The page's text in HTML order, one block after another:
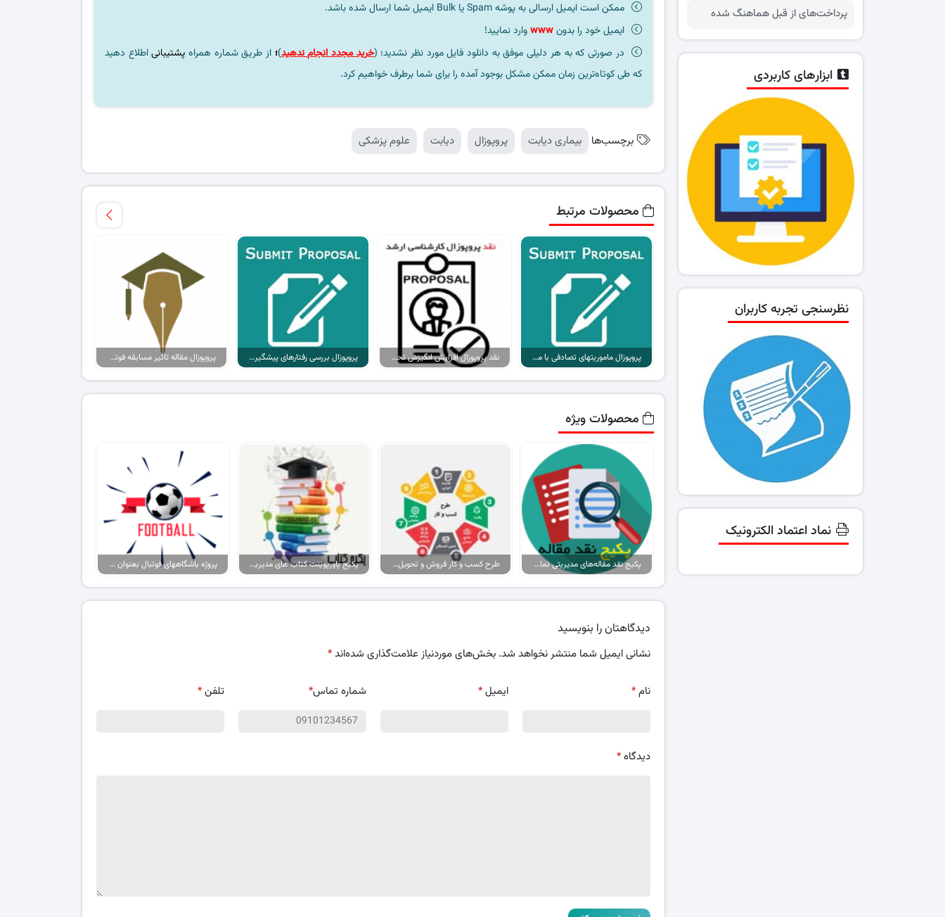
ممکن است ایمیل ارسالی به پوشه Spam یا Bulk ایمیل شما ارسال شده باشد.
ایمیل خود را بدونwww وارد نمایید!
در صورتی که به هر دلیلی موفق به دانلود فایل مورد نظر نشدید؛ (خرید مجدد انجام ندهید)؛ از طریق شماره همراه پشتیبانیاطلاع دهید
که طی کوتاه‌ترین زمان ممکن مشکل بوجود آمده را برای شما برطرف خواهیم کرد.
برچسب‌ها بیماری دیابت پروپوزال دیابت علوم پزشکی
محصولات مرتبط
پروپوزال ماموریتهای تصادفی با منشا استفاده از موبایل حین رانندگی نقد پروپوزال افزایش انگیزش تحصیلی دانش آموزان رشته علوم انسانی دبیرستان… پروپوزال بررسی رفتارهای پیشگیری از سرطان پروستات کارکنان بیمارستان پروپوزال مقاله تاثیر مسابقه فوتسال بر ایمنی بازیکنان زن فوتسال
محصولات ویژه
پکیج نقد مقاله‌های مدیریتی تمام گرایش‌ها طرح کسب و کار فروش و تحویل پیتزا در ایران پکیج پاورپوینت کتاب های مدیریت ورزشی پروژه باشگاههای فوتبال بعنوان برند، حامیان آنها بعنوان مصرف کننده
دیدگاهتان را بنویسید
نشانی ایمیل شما منتشر نخواهد شد. بخش‌های موردنیاز علامت‌گذاری شده‌اند*
نام* ایمیل* شماره تماس* تلفن*
دیدگاه*
پرداخت‌های از قبل هماهنگ شده
ابزارهای کاربردی
نظرسنجی تجربه کاربران
نماد اعتماد الکترونیک